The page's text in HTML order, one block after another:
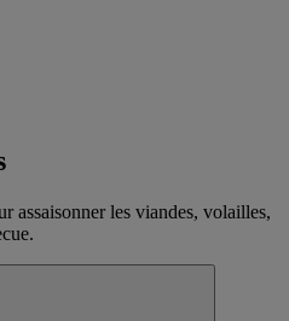
assaisonner les viandes, volailles,